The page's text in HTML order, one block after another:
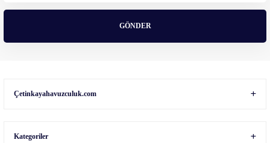
GÖNDER
Çetinkayahavuzculuk.com
Kategoriler